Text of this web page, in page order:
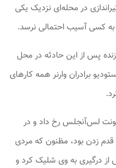
در محله‌ای نزدیک یکی
به کسی آسیب احتمالی نرسد.
پس از این حادثه در محل
برادران وارنر همه کارهای
۹ در خیابان ورمونت لس‌آنجلس رخ داد و در
در حال قدم زدن بود، مظنون که مردی
از درگیری به وی شلیک کرد و